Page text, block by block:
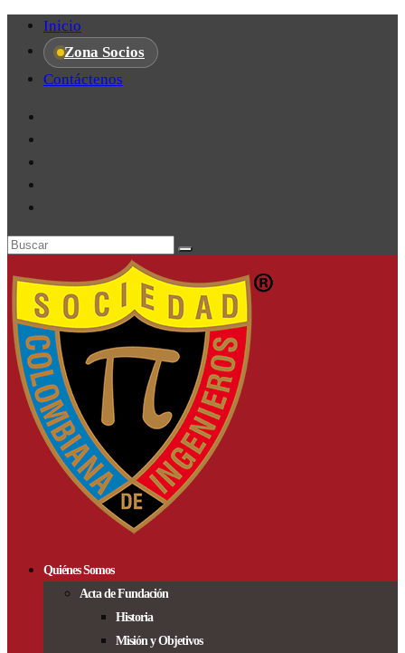
Inicio
Zona Socios
Contáctenos
Quiénes Somos
Acta de Fundación
Historia
Misión y Objetivos